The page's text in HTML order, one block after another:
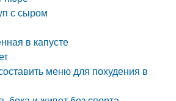
с сыром
в капусте
меню для похудения в